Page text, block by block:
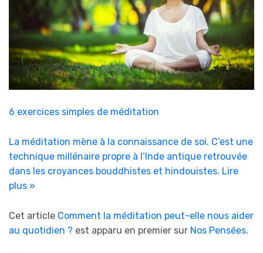
6 exercices simples de méditation
La méditation mène à la connaissance de soi. C’est une
technique millénaire propre à l’Inde antique retrouvée
dans les croyances bouddhistes et hindouistes. Lire
plus »
Cet article Comment la méditation peut-elle nous aider
au quotidien ? est apparu en premier sur Nos Pensées.